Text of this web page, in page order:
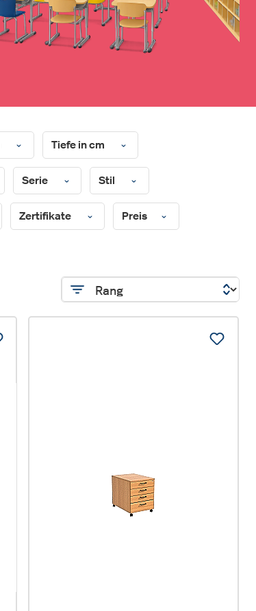
Tiefe in cm
Serie Stil
Zertifikate Preis